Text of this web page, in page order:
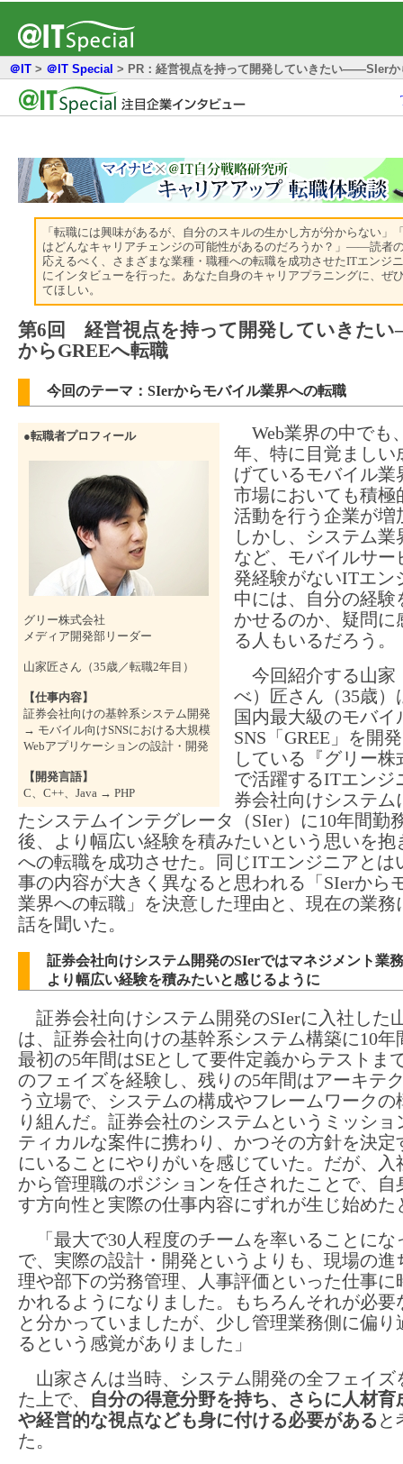
＠IT > ＠IT Special > PR：経営視点を持って開発していきたい――SIerか
「転職には興味があるが、自分のスキルの生かし方が分からない」
はどんなキャリアチェンジの可能性があるのだろうか？」――読者
応えるべく、さまざまな業種・職種への転職を成功させたITエンジ
にインタビューを行った。あなた自身のキャリアプラニングに、ぜ
てほしい。
第6回 経営視点を持って開発していきた
からGREEへ転職
今回のテーマ：SIerからモバイル業界への転職
●転職者プロフィール
グリー株式会社
メディア開発部リーダー
山家匠さん（35歳／転職2年目）
【仕事内容】
証券会社向けの基幹系システム開発
→ モバイル向けSNSにおける大規模
Webアプリケーションの設計・開発
【開発言語】
C、C++、Java → PHP
Web業界の中でも
年、特に目覚ましい
げているモバイル業
市場においても積極
活動を行う企業が増
しかし、システム業
など、モバイルサー
発経験がないITエン
中には、自分の経験
かせるのか、疑問に
る人もいるだろう。
今回紹介する山家
べ）匠さん（35歳）
国内最大級のモバイ
SNS「GREE」を開
している『グリー株
で活躍するITエンジ
券会社向けシステム
たシステムインテグレータ（SIer）に10年間勤
後、より幅広い経験を積みたいという思いを抱
への転職を成功させた。同じITエンジニアとは
事の内容が大きく異なると思われる「SIerから
業界への転職」を決意した理由と、現在の業務
話を聞いた。
証券会社向けシステム開発のSIerではマネジメント業
より幅広い経験を積みたいと感じるように
証券会社向けシステム開発のSIerに入社した
は、証券会社向けの基幹系システム構築に10年
最初の5年間はSEとして要件定義からテストま
のフェイズを経験し、残りの5年間はアーキテ
う立場で、システムの構成やフレームワークの
り組んだ。証券会社のシステムというミッショ
ティカルな案件に携わり、かつその方針を決定
にいることにやりがいを感じていた。だが、入
から管理職のポジションを任されたことで、自
す方向性と実際の仕事内容にずれが生じ始めた
「最大で30人程度のチームを率いることにな
で、実際の設計・開発というよりも、現場の進
理や部下の労務管理、人事評価といった仕事に
かれるようになりました。もちろんそれが必要
と分かっていましたが、少し管理業務側に偏り
るという感覚がありました」
山家さんは当時、システム開発の全フェイズ
た上で、 自分の得意分野を持ち、さらに人材育
や経営的な視点なども身に付ける必要がある と
た。